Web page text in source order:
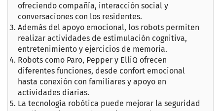
ofreciendo compañía, interacción social y
conversaciones con los residentes.
Además del apoyo emocional, los robots permiten
realizar actividades de estimulación cognitiva,
entretenimiento y ejercicios de memoria.
Robots como Paro, Pepper y ElliQ ofrecen
diferentes funciones, desde confort emocional
hasta conexión con familiares y apoyo en
actividades diarias.
La tecnología robótica puede mejorar la seguridad